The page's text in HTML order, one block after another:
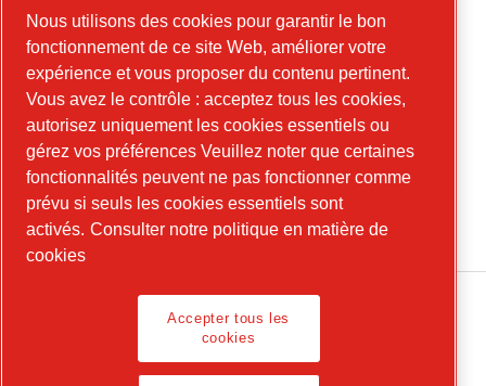
Contactez-nous pour en savoir plus sur nos
équipements de construction et l'énergie
mobile !
power-technique.cp.com
LinkedIn
YouTube
Nous utilisons des cookies pour garantir le bon
fonctionnement de ce site Web, améliorer votre
expérience et vous proposer du contenu pertinent.
Vous avez le contrôle : acceptez tous les cookies,
autorisez uniquement les cookies essentiels ou
gérez vos préférences Veuillez noter que certaines
fonctionnalités peuvent ne pas fonctionner comme
prévu si seuls les cookies essentiels sont
activés. Consulter notre politique en matière de
cookies
Accepter tous les
cookies